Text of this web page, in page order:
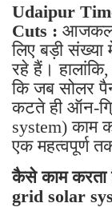
Udaipur
Cuts : आजकल
लिए बड़ी
रहे हैं।
कि जब सोलर
कटते ही ऑन-
system) काम
एक महत्वपूर्ण
कैसे काम करता
grid solar